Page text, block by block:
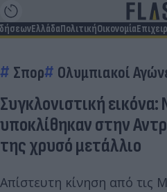
ΕλλάδαΠολιτικήΟικονομία
Σπορ Ολυμπιακοί
Συγκλονιστική εικόνα:
υποκλίθηκαν στην
της χρυσό μετάλλιο
Απίστευτη κίνηση από τις